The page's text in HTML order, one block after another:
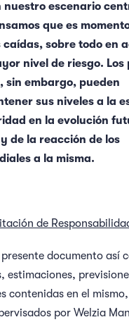
nuestro escenario
que es
sobre todo en
nivel de riesgo. Los
sin embargo, pueden
sus niveles a la
en la evolución
de la reacción de los
a la misma.
de
documento así
estimaciones,
contenidas en el
por Welzia